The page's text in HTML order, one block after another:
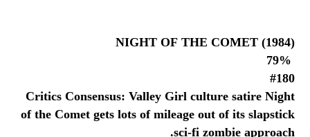
NIGHT OF THE COMET (1984)
#180
Critics Consensus: Valley Girl culture satire Night
of the Comet gets lots of mileage out of its slapstick
sci-fi zombie approach.